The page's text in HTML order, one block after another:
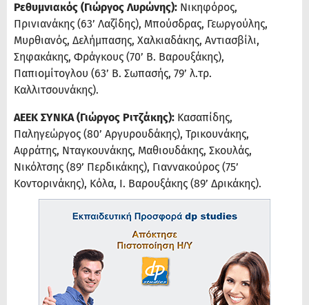
Ρεθυμνιακός (Γιώργος Λυρώνης): Νικηφόρος,
Πρινιανάκης (63’ Λαζίδης), Μπούσδρας, Γεωργούλης,
Μυρθιανός, Δελήμπασης, Χαλκιαδάκης, Αντιασβίλι,
Σηφακάκης, Φράγκους (70’ Β. Βαρουξάκης),
Παπιομίτογλου (63’ Β. Σωπασής, 79’ λ.τρ.
Καλλιτσουνάκης).
ΑΕΕΚ ΣΥΝΚΑ (Γιώργος Ριτζάκης): Κασαπίδης,
Παληγεώργος (80’ Αργυρουδάκης), Τρικουνάκης,
Αφράτης, Νταγκουνάκης, Μαθιουδάκης, Σκουλάς,
Νικόλτσης (89’ Περδικάκης), Γιαννακούρος (75’
Κοντορινάκης), Κόλα, Ι. Βαρουξάκης (89’ Δρικάκης).